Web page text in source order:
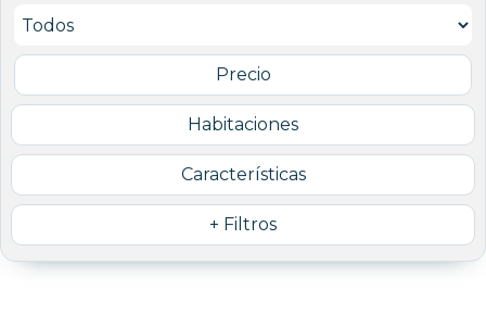
Precio
Habitaciones
Características
+ Filtros